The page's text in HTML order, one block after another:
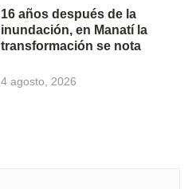
16 años después de la
inundación, en Manatí la
transformación se nota
4 agosto, 2026